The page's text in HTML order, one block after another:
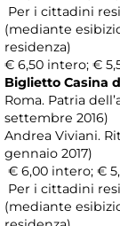
Per i cittadini
(mediante
residenza)
€ 6,50 intero; €
Biglietto Casina
Roma. Patria
settembre 2016)
Andrea Viviani.
gennaio 2017)
€ 6,00 intero; €
Per i cittadini
(mediante